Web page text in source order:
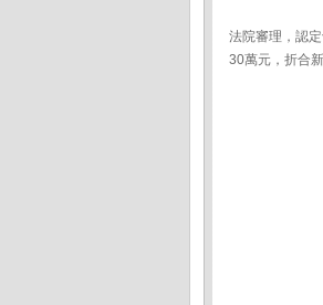
法院審理，認
30萬元，折合